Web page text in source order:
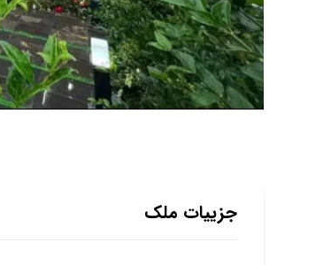
جزییات ملک